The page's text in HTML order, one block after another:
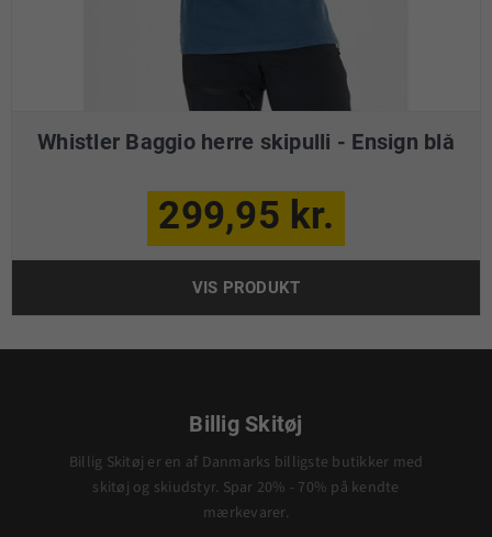
Whistler Baggio herre skipulli - Ensign blå
299,95 kr.
VIS PRODUKT
Billig Skitøj
Billig Skitøj er en af Danmarks billigste butikker med
skitøj og skiudstyr. Spar 20% - 70% på kendte
mærkevarer.